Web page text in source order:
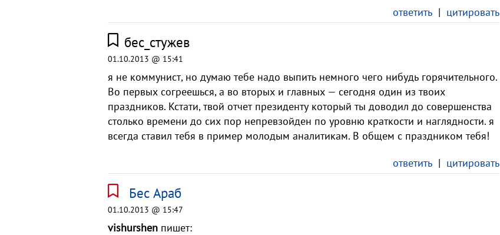
ответить | цитировать
бес_стужев
01.10.2013 @ 15:41
я не коммунист, но думаю тебе надо выпить немного чего нибудь горячительного.
Во первых согреешься, а во вторых и главных — сегодня один из твоих
праздников. Кстати, твой отчет президенту который ты доводил до совершенства
столько времени до сих пор непревзойден по уровню краткости и наглядности. я
всегда ставил тебя в пример молодым аналитикам. В общем с праздником тебя!
ответить | цитировать
Бес Араб
01.10.2013 @ 15:47
vishurshen пишет: